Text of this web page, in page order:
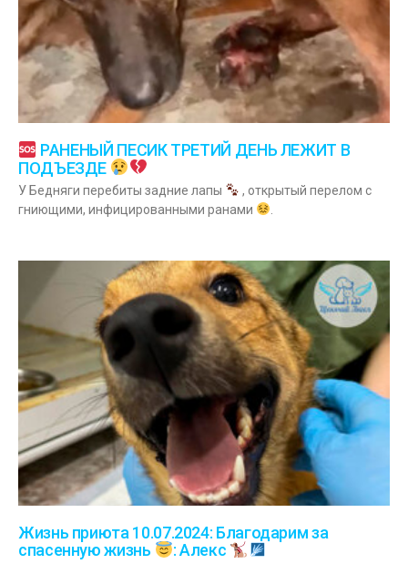
РАНЕНЫЙ ПЕСИК ТРЕТИЙ ДЕНЬ ЛЕЖИТ В
ПОДЪЕЗДЕ
У Бедняги перебиты задние лапы
, открытый перелом с
гниющими, инфицированными ранами
Жизнь приюта 10.07.2024: Благодарим за
спасенную жизнь
: Алекс